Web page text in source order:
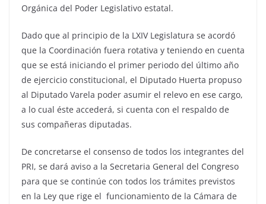
Orgánica del Poder Legislativo estatal.
Dado que al principio de la LXIV Legislatura se acordó
que la Coordinación fuera rotativa y teniendo en cuenta
que se está iniciando el primer periodo del último año
de ejercicio constitucional, el Diputado Huerta propuso
al Diputado Varela poder asumir el relevo en ese cargo,
a lo cual éste accederá, si cuenta con el respaldo de
sus compañeras diputadas.
De concretarse el consenso de todos los integrantes del
PRI, se dará aviso a la Secretaria General del Congreso
para que se continúe con todos los trámites previstos
en la Ley que rige el funcionamiento de la Cámara de